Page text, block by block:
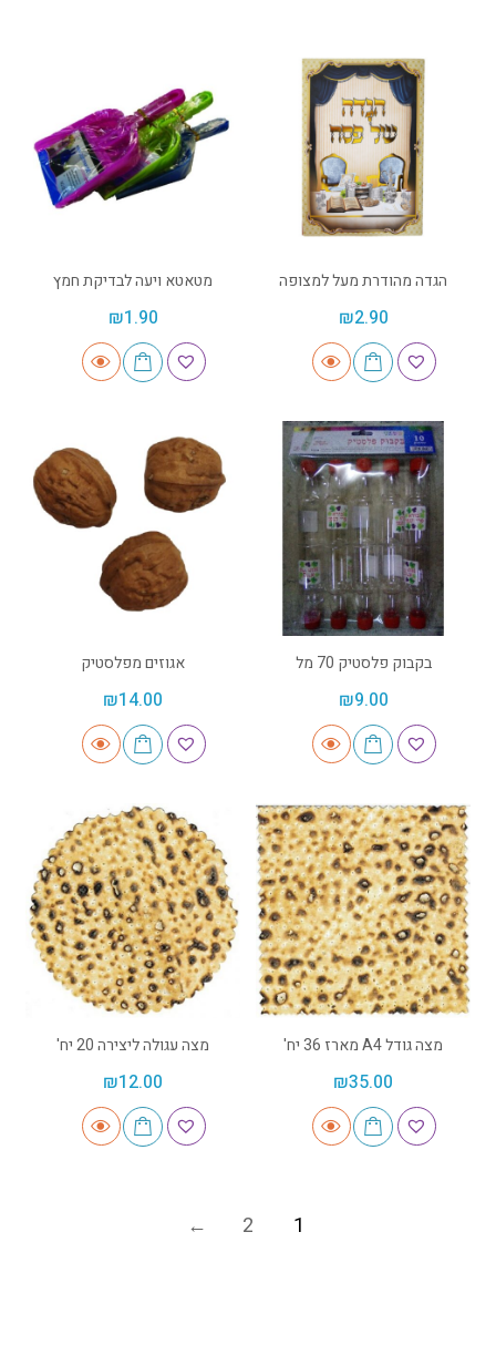
הגדה מהודרת מעל למצופה
₪2.90
מטאטא ויעה לבדיקת חמץ
₪1.90
בקבוק פלסטיק 70 מל
₪9.00
אגוזים מפלסטיק
₪14.00
מצה גודל A4 מארז 36 יח'
₪35.00
מצה עגולה ליצירה 20 יח'
₪12.00
1
2